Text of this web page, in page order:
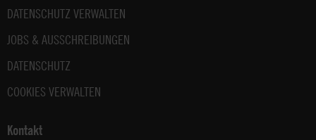
DATENSCHUTZ VERWALTEN
JOBS & AUSSCHREIBUNGEN
DATENSCHUTZ
COOKIES VERWALTEN
Kontakt